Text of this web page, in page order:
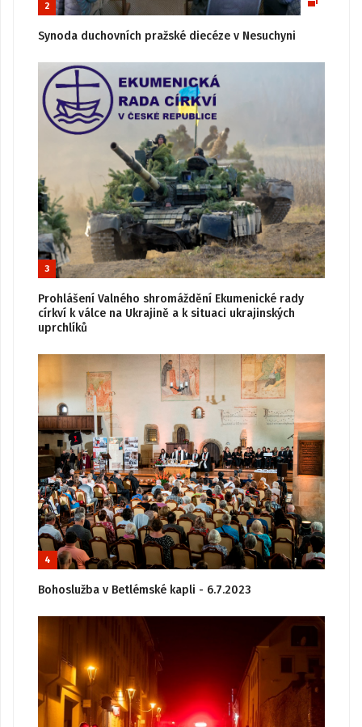
2
Synoda duchovních pražské diecéze v Nesuchyni
3
Prohlášení Valného shromáždění Ekumenické rady
církví k válce na Ukrajině a k situaci ukrajinských
uprchlíků
4
Bohoslužba v Betlémské kapli - 6.7.2023